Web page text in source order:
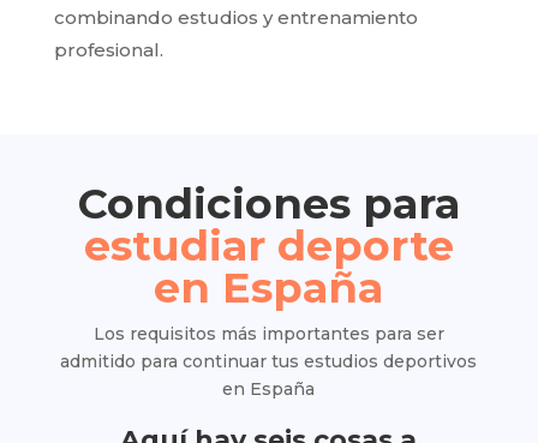
combinando estudios y entrenamiento
profesional.
Condiciones para
estudiar deporte
en España
Los requisitos más importantes para ser
admitido para continuar tus estudios deportivos
en España